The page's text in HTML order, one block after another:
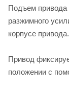
Подъем привода
разжимного
корпусе привода.
Привод
положении с